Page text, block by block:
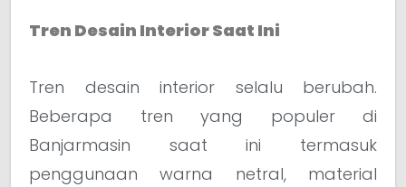
Tren Desain Interior Saat Ini
Tren desain interior selalu berubah.
Beberapa tren yang populer di
Banjarmasin saat ini termasuk
penggunaan warna netral, material